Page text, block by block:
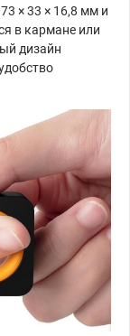
× 33 × 16,8 мм и
в кармане или
дизайн